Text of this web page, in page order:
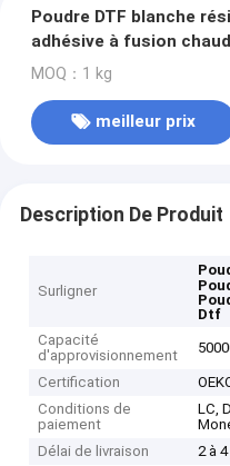
Poudre DTF blanche
adhésive à fusion
MOQ：1 kg
meilleur prix
Description De Produit
Surligner
Dtf
Capacité
d'approvisionnement
Certification
Conditions de
paiement
LC,
Délai de livraison
2 à